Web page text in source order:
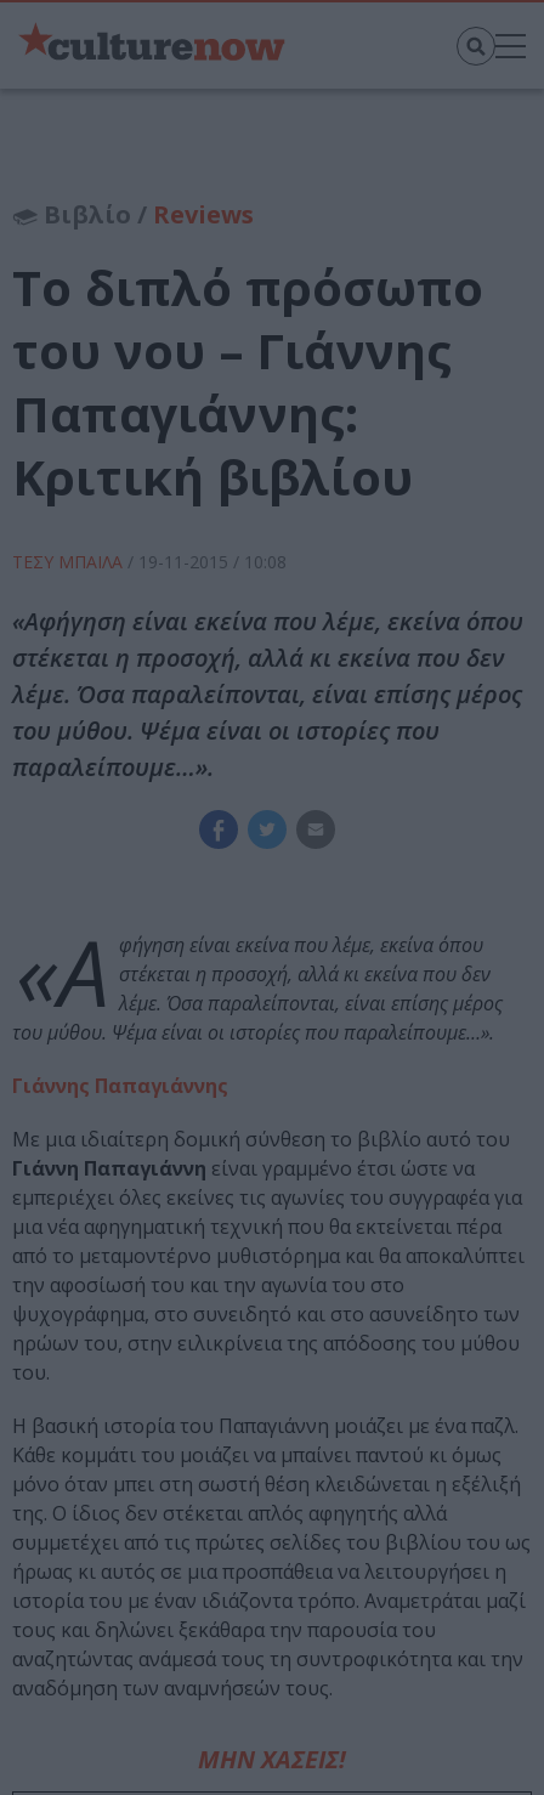
Βιβλίο / Reviews
Το διπλό πρόσωπο
του νου – Γιάννης
Παπαγιάννης:
Κριτική βιβλίου
ΤΕΣΥ ΜΠΑΙΛΑ / 19-11-2015 / 10:08
«Αφήγηση είναι εκείνα που λέμε, εκείνα όπου
στέκεται η προσοχή, αλλά κι εκείνα που δεν
λέμε. Όσα παραλείπονται, είναι επίσης μέρος
του μύθου. Ψέμα είναι οι ιστορίες που
παραλείπουμε…».
«Α φήγηση είναι εκείνα που λέμε, εκείνα όπου
στέκεται η προσοχή, αλλά κι εκείνα που δεν
λέμε. Όσα παραλείπονται, είναι επίσης μέρος
του μύθου. Ψέμα είναι οι ιστορίες που παραλείπουμε…».
Γιάννης Παπαγιάννης
Με μια ιδιαίτερη δομική σύνθεση το βιβλίο αυτό του
Γιάννη Παπαγιάννη είναι γραμμένο έτσι ώστε να
εμπεριέχει όλες εκείνες τις αγωνίες του συγγραφέα για
μια νέα αφηγηματική τεχνική που θα εκτείνεται πέρα
από το μεταμοντέρνο μυθιστόρημα και θα αποκαλύπτει
την αφοσίωσή του και την αγωνία του στο
ψυχογράφημα, στο συνειδητό και στο ασυνείδητο των
ηρώων του, στην ειλικρίνεια της απόδοσης του μύθου
του.
Η βασική ιστορία του Παπαγιάννη μοιάζει με ένα παζλ.
Κάθε κομμάτι του μοιάζει να μπαίνει παντού κι όμως
μόνο όταν μπει στη σωστή θέση κλειδώνεται η εξέλιξή
της. Ο ίδιος δεν στέκεται απλός αφηγητής αλλά
συμμετέχει από τις πρώτες σελίδες του βιβλίου του ως
ήρωας κι αυτός σε μια προσπάθεια να λειτουργήσει η
ιστορία του με έναν ιδιάζοντα τρόπο. Αναμετράται μαζί
τους και δηλώνει ξεκάθαρα την παρουσία του
αναζητώντας ανάμεσά τους τη συντροφικότητα και την
αναδόμηση των αναμνήσεών τους.
ΜΗΝ ΧΑΣΕΙΣ!